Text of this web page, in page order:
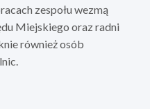
zespołu wezmą
Miejskiego oraz radni
również osób